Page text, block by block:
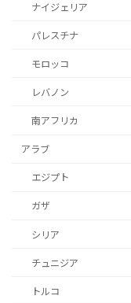
ナイジェリア
パレスチナ
モロッコ
レバノン
南アフリカ
アラブ
エジプト
ガザ
シリア
チュニジア
トルコ